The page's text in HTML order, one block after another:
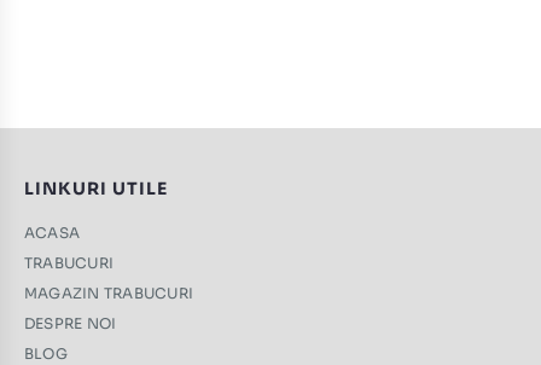
LINKURI UTILE
ACASA
TRABUCURI
MAGAZIN TRABUCURI
DESPRE NOI
BLOG